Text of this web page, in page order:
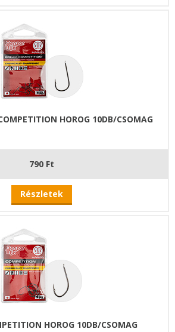
HOROG 10DB/CSOMAG
790 Ft
Részletek
HOROG 10DB/CSOMAG